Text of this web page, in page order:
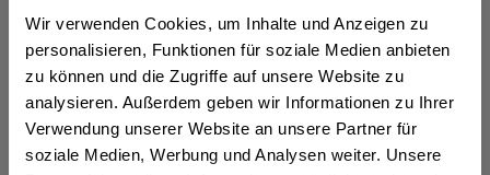
Wir verwenden Cookies, um Inhalte und Anzeigen zu
personalisieren, Funktionen für soziale Medien anbieten
zu können und die Zugriffe auf unsere Website zu
analysieren. Außerdem geben wir Informationen zu Ihrer
Verwendung unserer Website an unsere Partner für
soziale Medien, Werbung und Analysen weiter. Unsere
Beschreibung
mehr
Zutaten und Allergene